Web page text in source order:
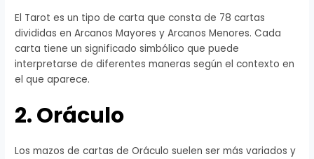
El Tarot es un tipo de carta que consta de 78 cartas
divididas en Arcanos Mayores y Arcanos Menores. Cada
carta tiene un significado simbólico que puede
interpretarse de diferentes maneras según el contexto en
el que aparece.
2. Oráculo
Los mazos de cartas de Oráculo suelen ser más variados y